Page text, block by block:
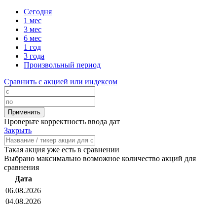
Сегодня
1 мес
3 мес
6 мес
1 год
3 года
Произвольный период
Сравнить с акцией или индексом
Проверьте корректность ввода дат
Закрыть
Такая акция уже есть в сравнении
Выбрано максимально возможное количество акций для
сравнения
Дата
06.08.2026
04.08.2026